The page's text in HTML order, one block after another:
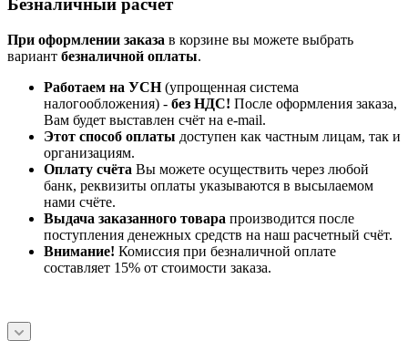
Безналичный расчёт
При оформлении заказа в корзине вы можете выбрать
вариант безналичной оплаты.
Работаем на УСН(упрощенная система
налогообложения) - без НДС! После оформления заказа,
Вам будет выставлен счёт на e-mail.
Этот способ оплаты доступен как частным лицам, так и
организациям.
Оплату счёта Вы можете осуществить через любой
банк, реквизиты оплаты указываются в высылаемом
нами счёте.
Выдача заказанного товара производится после
поступления денежных средств на наш расчетный счёт.
Внимание! Комиссия при безналичной оплате
составляет 15% от стоимости заказа.